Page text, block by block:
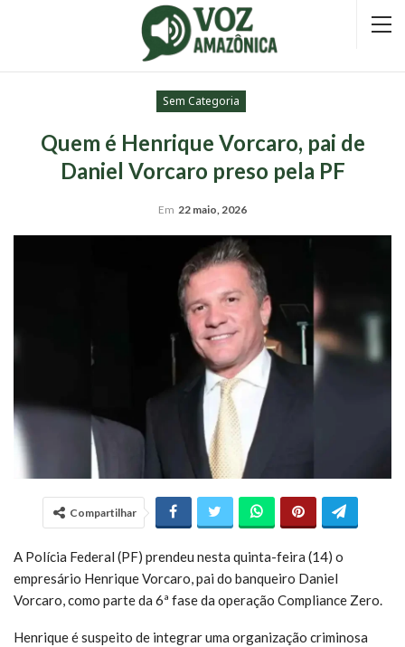
Sem Categoria
Quem é Henrique Vorcaro, pai de
Daniel Vorcaro preso pela PF
Em 22 maio, 2026
Compartilhar
A Polícia Federal (PF) prendeu nesta quinta-feira (14) o
empresário Henrique Vorcaro, pai do banqueiro Daniel
Vorcaro, como parte da 6ª fase da operação Compliance Zero.
Henrique é suspeito de integrar uma organização criminosa